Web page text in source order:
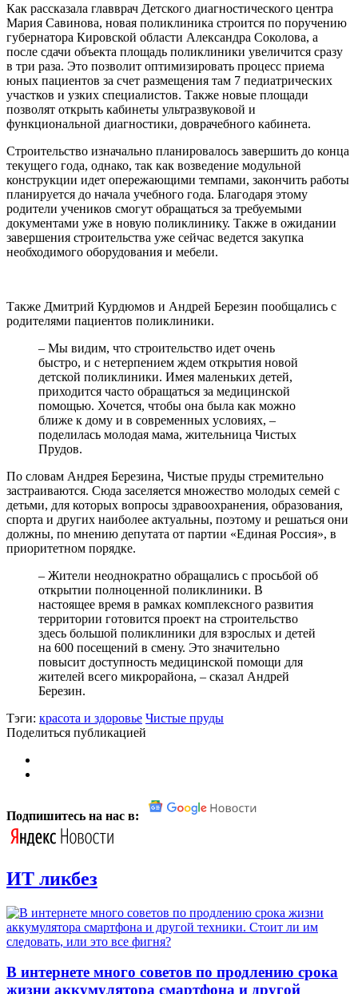
Как рассказала главврач Детского диагностического центра
Мария Савинова, новая поликлиника строится по поручению
губернатора Кировской области Александра Соколова, а
после сдачи объекта площадь поликлиники увеличится сразу
в три раза. Это позволит оптимизировать процесс приема
юных пациентов за счет размещения там 7 педиатрических
участков и узких специалистов. Также новые площади
позволят открыть кабинеты ультразвуковой и
функциональной диагностики, доврачебного кабинета.
Строительство изначально планировалось завершить до конца
текущего года, однако, так как возведение модульной
конструкции идет опережающими темпами, закончить работы
планируется до начала учебного года. Благодаря этому
родители учеников смогут обращаться за требуемыми
документами уже в новую поликлинику. Также в ожидании
завершения строительства уже сейчас ведется закупка
необходимого оборудования и мебели.
Также Дмитрий Курдюмов и Андрей Березин пообщались с
родителями пациентов поликлиники.
– Мы видим, что строительство идет очень
быстро, и с нетерпением ждем открытия новой
детской поликлиники. Имея маленьких детей,
приходится часто обращаться за медицинской
помощью. Хочется, чтобы она была как можно
ближе к дому и в современных условиях, –
поделилась молодая мама, жительница Чистых
Прудов.
По словам Андрея Березина, Чистые пруды стремительно
застраиваются. Сюда заселяется множество молодых семей с
детьми, для которых вопросы здравоохранения, образования,
спорта и других наиболее актуальны, поэтому и решаться они
должны, по мнению депутата от партии «Единая Россия», в
приоритетном порядке.
– Жители неоднократно обращались с просьбой об
открытии полноценной поликлиники. В
настоящее время в рамках комплексного развития
территории готовится проект на строительство
здесь большой поликлиники для взрослых и детей
на 600 посещений в смену. Это значительно
повысит доступность медицинской помощи для
жителей всего микрорайона, – сказал Андрей
Березин.
Тэги: красота и здоровье Чистые пруды
Поделиться публикацией
Подпишитесь на нас в:
ИТ ликбез
В интернете много советов по продлению срока
жизни аккумулятора смартфона и другой